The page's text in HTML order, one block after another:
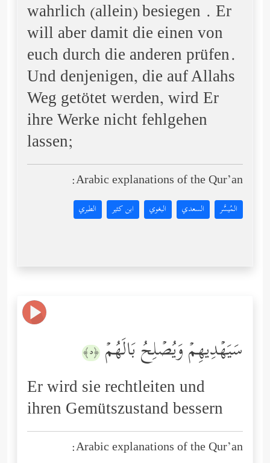
wahrlich (allein) besiegen . Er
will aber damit die einen von
euch durch die anderen prüfen.
Und denjenigen, die auf Allahs
Weg getötet werden, wird Er
ihre Werke nicht fehlgehen
lassen;
Arabic explanations of the Qur’an:
المُيسَّر السعدي البغوي ابن كثير الطبري
سَیَهۡدِیهِمۡ وَیُصۡلِحُ بَالَهُمۡ ﴿٥﴾
Er wird sie rechtleiten und
ihren Gemütszustand bessern
Arabic explanations of the Qur’an: